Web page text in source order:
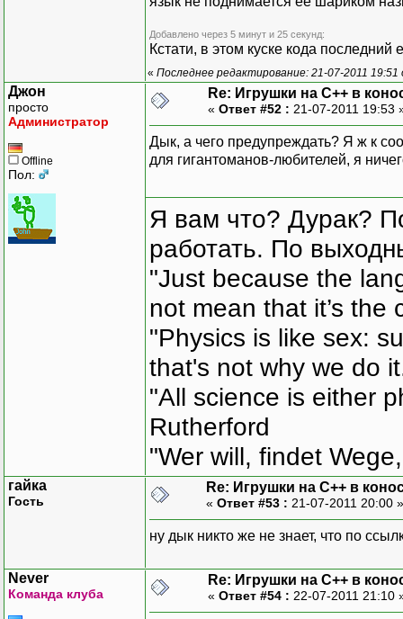
Добавлено через 5 минут и 25 секунд:
Кстати, в этом куске кода
« Последнее редактирование: 21-07-2011 19:51
Джон
просто
Администратор
Offline
Пол:
Re: Игрушки на С++ в
« Ответ #52 : 21-07-2011 19:53
Дык, а чего предупреждать? Я ж к
для гигантоманов-любителей, я
Я вам что? Дурак?
работать. По
"Just because the
not mean that it’s the
"Physics is like sex:
that's not why we do
"All science is either
Rutherford
"Wer will, findet
гайка
Гость
Re: Игрушки на С++ в
« Ответ #53 : 21-07-2011 20:00
ну дык никто же не знает, что по
Never
Команда клуба
Re: Игрушки на С++ в
« Ответ #54 : 22-07-2011 21:10